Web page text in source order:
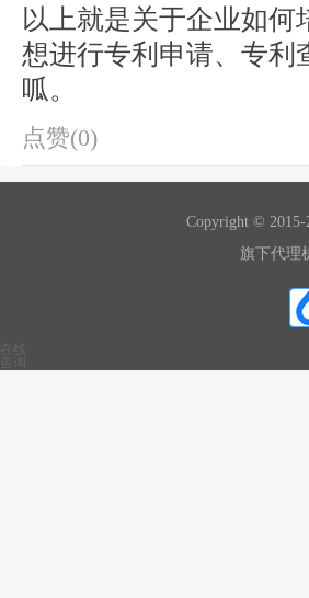
以上就是关于企业如
想进行专利申请、专利
呱。
点赞(0)
Copyright ©
旗下代理
咨询